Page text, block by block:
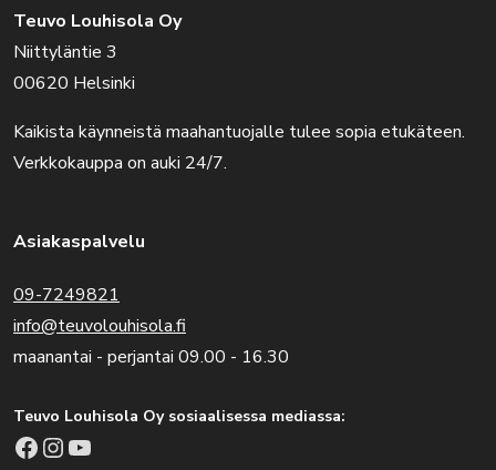
Teuvo Louhisola Oy
Niittyläntie 3
00620 Helsinki
Kaikista käynneistä maahantuojalle tulee sopia etukäteen.
Verkkokauppa on auki 24/7.
Asiakaspalvelu
09-7249821
info@teuvolouhisola.fi
maanantai - perjantai 09.00 - 16.30
Teuvo Louhisola Oy sosiaalisessa mediassa:
Facebook Instagram YouTube